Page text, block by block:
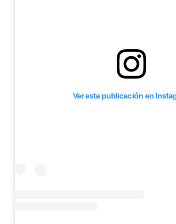
Ver esta publicación en